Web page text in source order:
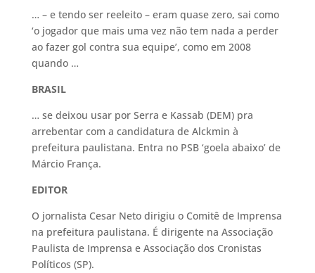
… – e tendo ser reeleito – eram quase zero, sai como
‘o jogador que mais uma vez não tem nada a perder
ao fazer gol contra sua equipe’, como em 2008
quando …
BRASIL
… se deixou usar por Serra e Kassab (DEM) pra
arrebentar com a candidatura de Alckmin à
prefeitura paulistana. Entra no PSB ‘goela abaixo’ de
Márcio França.
EDITOR
O jornalista Cesar Neto dirigiu o Comitê de Imprensa
na prefeitura paulistana. É dirigente na Associação
Paulista de Imprensa e Associação dos Cronistas
Políticos (SP).